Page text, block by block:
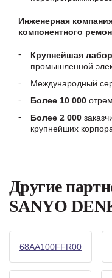
Инженерная
компонентного
Крупнейшая
промышленной
Международный
Более 10 000
Более 2 000
крупнейших
Другие
SANYO
68AA100FFR00